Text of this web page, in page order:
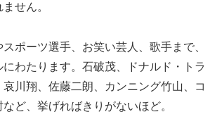
せん。
ポーツ選手、お笑い芸人、歌手まで、
わたります。石破茂、ドナルド・トラ
川翔、佐藤二朗、カンニング竹山、コ
ど、挙げればきりがないほど。